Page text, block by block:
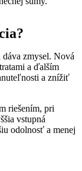
zmysel. Nová
a ďalším
a znížiť
riešením, pri
vstupná
odolnosť a menej